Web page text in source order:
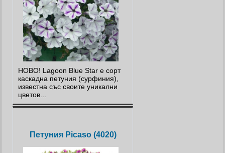
НОВО! Lagoon Blue Star е сорт
каскадна петуния (сурфиния),
известна със своите уникални
цветов...
Петуния Picaso (4020)